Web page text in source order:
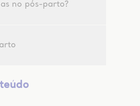
no pós-parto?